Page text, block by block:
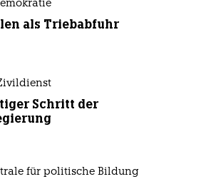
als Triebabfuhr
Schritt der
für politische Bildung